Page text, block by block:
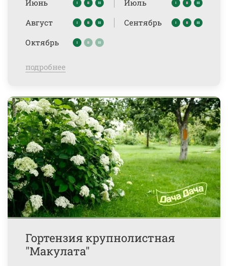
Июнь
Июль
Август
Сентябрь
Октябрь
подробнее
Гортензия крупнолистная
"Макулата"